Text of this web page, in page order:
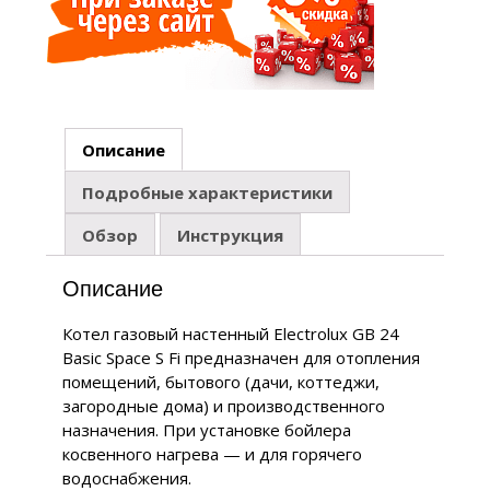
Описание
Подробные характеристики
Обзор
Инструкция
Описание
Котел газовый настенный Electrolux GB 24
Basic Space S Fi предназначен для отопления
помещений, бытового (дачи, коттеджи,
загородные дома) и производственного
назначения. При установке бойлера
косвенного нагрева — и для горячего
водоснабжения.